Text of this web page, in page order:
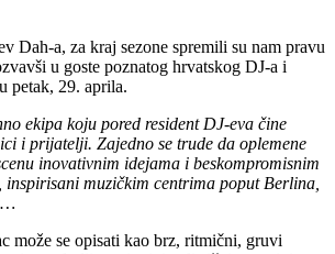
Dah-a, za kraj sezone spremili su nam pravu
u goste poznatog hrvatskog DJ-a i
u petak, 29. aprila.
ekipa koju pored resident DJ-eva čine
i prijatelji. Zajedno se trude da oplemene
inovativnim idejama i beskompromisnim
inspirisani muzičkim centrima poput Berlina,
može se opisati kao brz, ritmični, gruvi